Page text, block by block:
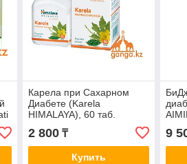
Карела при Сахарном
Диабете (Karela
HIMALAYA), 60 таб.
2 800₸
Купить
9